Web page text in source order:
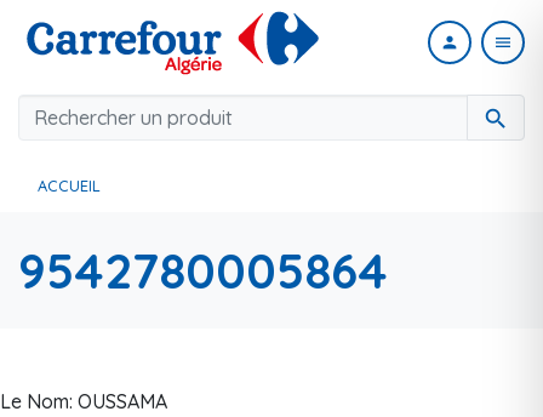
search
person menu
ACCUEIL
9542780005864
Le Nom: OUSSAMA